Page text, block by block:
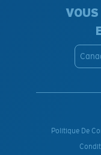
Politique De